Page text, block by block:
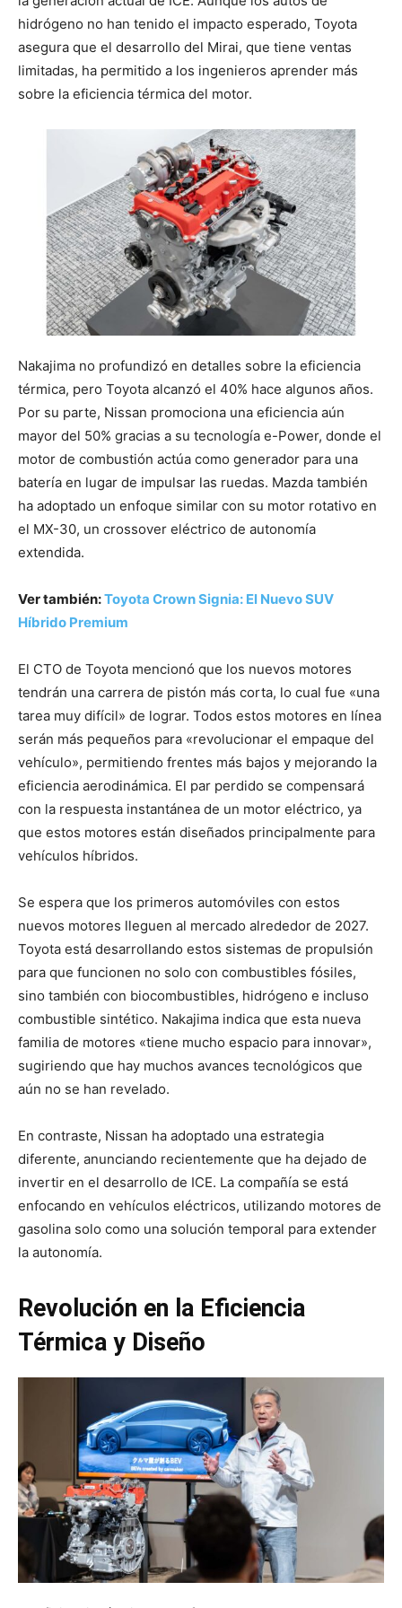
hidrógeno no han tenido el impacto esperado, Toyota
asegura que el desarrollo del Mirai, que tiene ventas
limitadas, ha permitido a los ingenieros aprender más
sobre la eficiencia térmica del motor.
Nakajima no profundizó en detalles sobre la eficiencia
térmica, pero Toyota alcanzó el 40% hace algunos años.
Por su parte, Nissan promociona una eficiencia aún
mayor del 50% gracias a su tecnología e-Power, donde el
motor de combustión actúa como generador para una
batería en lugar de impulsar las ruedas. Mazda también
ha adoptado un enfoque similar con su motor rotativo en
el MX-30, un crossover eléctrico de autonomía
extendida.
Ver también:Toyota Crown Signia: El Nuevo SUV
Híbrido Premium
El CTO de Toyota mencionó que los nuevos motores
tendrán una carrera de pistón más corta, lo cual fue «una
tarea muy difícil» de lograr. Todos estos motores en línea
serán más pequeños para «revolucionar el empaque del
vehículo», permitiendo frentes más bajos y mejorando la
eficiencia aerodinámica. El par perdido se compensará
con la respuesta instantánea de un motor eléctrico, ya
que estos motores están diseñados principalmente para
vehículos híbridos.
Se espera que los primeros automóviles con estos
nuevos motores lleguen al mercado alrededor de 2027.
Toyota está desarrollando estos sistemas de propulsión
para que funcionen no solo con combustibles fósiles,
sino también con biocombustibles, hidrógeno e incluso
combustible sintético. Nakajima indica que esta nueva
familia de motores «tiene mucho espacio para innovar»,
sugiriendo que hay muchos avances tecnológicos que
aún no se han revelado.
En contraste, Nissan ha adoptado una estrategia
diferente, anunciando recientemente que ha dejado de
invertir en el desarrollo de ICE. La compañía se está
enfocando en vehículos eléctricos, utilizando motores de
gasolina solo como una solución temporal para extender
la autonomía.
Revolución en la Eficiencia
Térmica y Diseño